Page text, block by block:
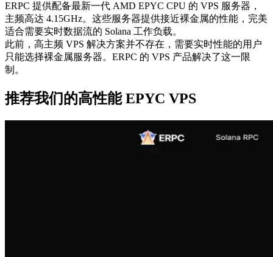
ERPC 提供配备最新一代 AMD EPYC CPU 的 VPS 服务器，
主频高达 4.15GHz。这些服务器提供接近裸金属的性能，完美
适合需要实时数据流的 Solana 工作负载。
此前，高主频 VPS 解决方案并不存在，需要实时性能的用户
只能选择裸金属服务器。ERPC 的 VPS 产品解决了这一限
制。
推荐我们的高性能 EPYC VPS